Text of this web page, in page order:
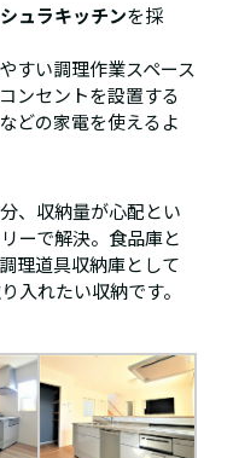
ュラキッチンを採
すい調理作業スペース
ンセントを設置する
どの家電を使えるよ
、収納量が心配とい
ーで解決。食品庫と
理道具収納庫として
入れたい収納です。